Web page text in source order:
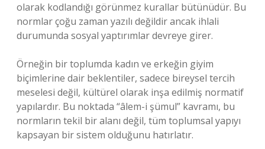
olarak kodlandığı görünmez kurallar bütünüdür. Bu
normlar çoğu zaman yazılı değildir ancak ihlali
durumunda sosyal yaptırımlar devreye girer.
Örneğin bir toplumda kadın ve erkeğin giyim
biçimlerine dair beklentiler, sadece bireysel tercih
meselesi değil, kültürel olarak inşa edilmiş normatif
yapılardır. Bu noktada “âlem-i şümul” kavramı, bu
normların tekil bir alanı değil, tüm toplumsal yapıyı
kapsayan bir sistem olduğunu hatırlatır.